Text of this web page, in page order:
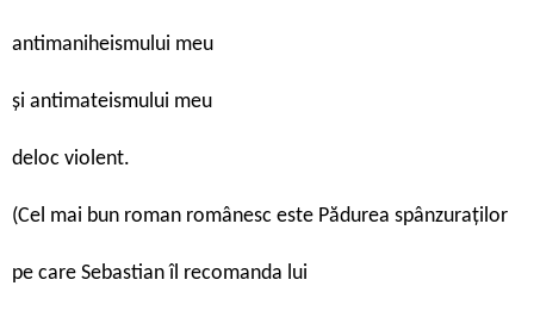
antimaniheismului meu
și antimateismului meu
deloc violent.
(Cel mai bun roman românesc este Pădurea spânzuraților
pe care Sebastian îl recomanda lui